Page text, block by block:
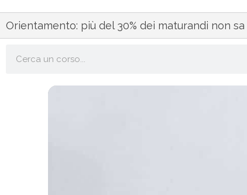
Orientamento: più del 30% dei maturandi non